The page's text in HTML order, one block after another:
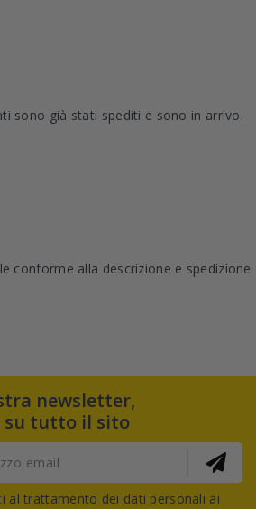
sono già stati spediti e sono in arrivo.
conforme alla descrizione e spedizione
newsletter,
su tutto il sito
al trattamento dei dati personali ai